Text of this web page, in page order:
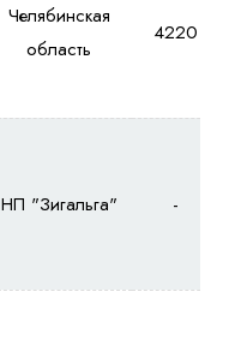
Челябинская
область
4220
НП "Зигальга" -